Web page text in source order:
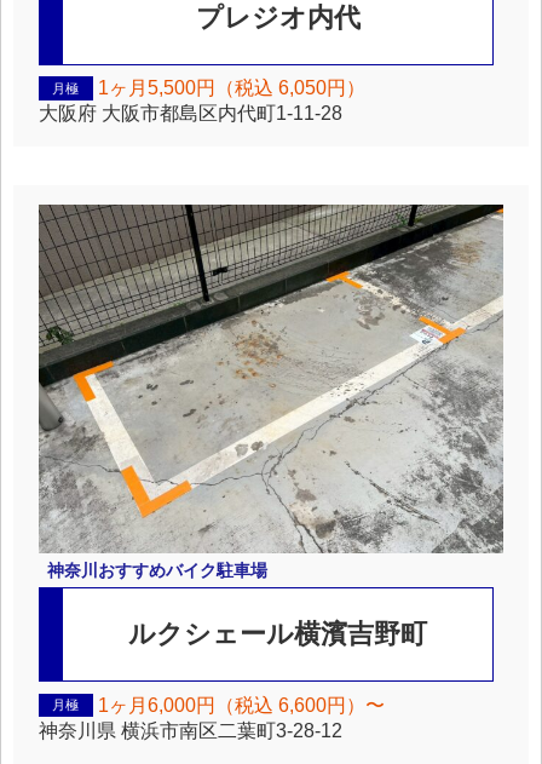
プレジオ内代
月極
1ヶ月5,500円（税込 6,050円）
大阪府 大阪市都島区内代町1-11-28
神奈川 おすすめバイク駐車場
ルクシェール横濱吉野町
月極
1ヶ月6,000円（税込 6,600円）〜
神奈川県 横浜市南区二葉町3-28-12